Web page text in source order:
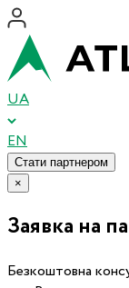
UA
EN
Стати партнером
×
Заявка на
Безкоштовна